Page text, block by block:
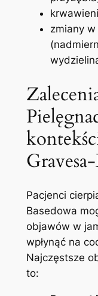
zmiany w
Pacjenci
Basedowa
objawów w
wpłynąć na
Najczęstsze
to: